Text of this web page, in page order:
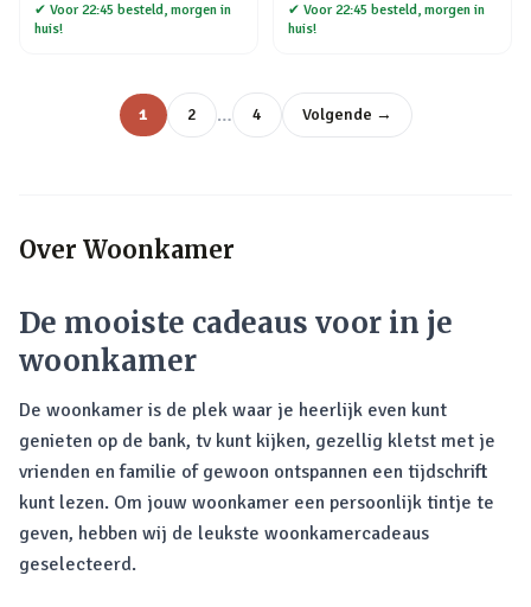
✔ Voor 22:45 besteld, morgen in
huis!
✔ Voor 22:45 besteld, morgen in
huis!
1 2 … 4 Volgende →
Over Woonkamer
De mooiste cadeaus voor in je
woonkamer
De woonkamer is de plek waar je heerlijk even kunt
genieten op de bank, tv kunt kijken, gezellig kletst met je
vrienden en familie of gewoon ontspannen een tijdschrift
kunt lezen. Om jouw woonkamer een persoonlijk tintje te
geven, hebben wij de leukste woonkamercadeaus
geselecteerd.